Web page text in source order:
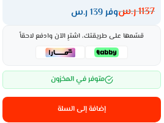
1137ر.سوفر 139 ر.س
قسّمها على طريقتك، اشترِ الآن وادفع لاحقاً
متوفر في المخزون
إضافة إلى السلة